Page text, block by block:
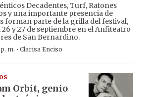
Decadentes, Turf, Ratones
y una importante presencia de
forman parte de la grilla del festival,
26 y 27 de septiembre en el Anfiteatro
de San Bernardino.
m. · Clarisa Enciso
Orbit, genio